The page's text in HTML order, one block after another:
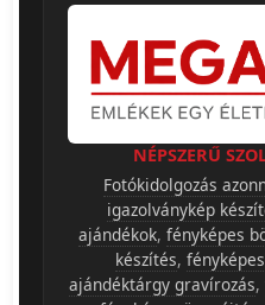
NÉPSZERŰ
Fotókidolgozás
igazolványkép
ajándékok, fényképes
készítés,
ajándéktárgy gravírozás,